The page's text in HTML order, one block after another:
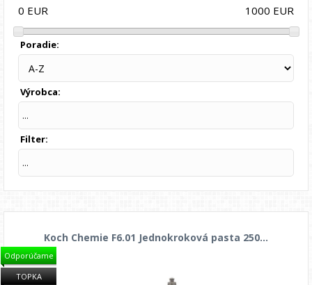
0 EUR 1000 EUR
Poradie:
Výrobca:
...
Filter:
...
Odporúčame
TOPKA
Koch Chemie F6.01 Jednokroková pasta 250...